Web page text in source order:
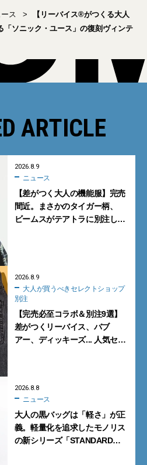
ス
【リーバイス®がつくる大人
「ソニック・ユース」の復刻ヴィンテ
ARTICLE
2026.8.9
ニュース
【差がつく大人の機能服】完売
間近。まさかのタイガー柄、
ビームスがテアトラに別注した
2026.8.9
別注
【完売必至コラボ＆別注9選】
差がつくリーバイス、バブ
アー、ディッキーズ... 人気セレ
2026.8.8
ニュース
大人の黒バッグは「軽さ」が正
義。軽量化を追求したモノリス
の新シリーズ「STANDARD